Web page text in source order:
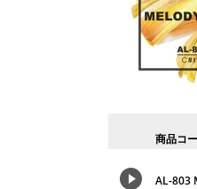
商品コ
AL-803